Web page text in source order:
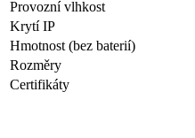
Provozní vlhkost
Krytí IP
Hmotnost (bez baterií)
Rozměry
Certifikáty